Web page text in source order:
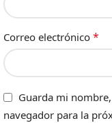
Correo electrónico *
Guarda mi
navegador para la